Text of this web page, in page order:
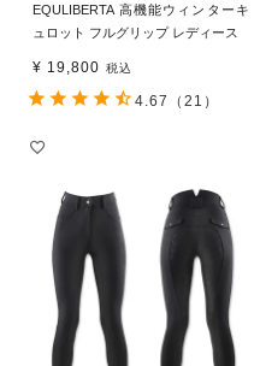
EQULIBERTA 高機能ウィンターキ
ュロット フルグリップ レディース
¥ 19,800 税込
4.67 （21）